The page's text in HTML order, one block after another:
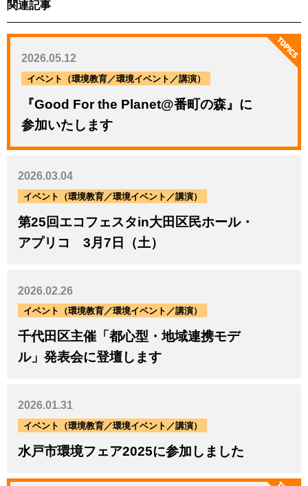
関連記事
2026.05.12
イベント（環境教育／環境イベント／講演）
『Good For the Planet@番町の森』に
参加いたします
2026.03.04
イベント（環境教育／環境イベント／講演）
第25回エコフェスタin大田区民ホール・
アプリコ 3月7日（土）
2026.02.26
イベント（環境教育／環境イベント／講演）
千代田区主催「都心型・地域連携モデ
ル」発表会に登壇します
2026.01.31
イベント（環境教育／環境イベント／講演）
水戸市環境フェア2025に参加しました